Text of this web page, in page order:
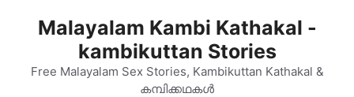
Malayalam Kambi Kathakal -
kambikuttan Stories
Free Malayalam Sex Stories, Kambikuttan Kathakal &
കമ്പിക്കഥകൾ